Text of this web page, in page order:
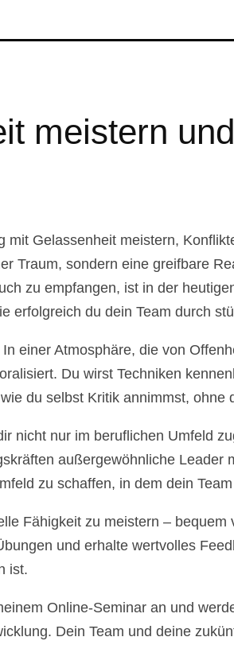
meistern
mit Gelassenheit meistern,
Traum, sondern eine greifbare
zu empfangen, ist in der
erfolgreich du dein Team durch
einer Atmosphäre, die von
Du wirst Techniken
du selbst Kritik annimmst,
nicht nur im beruflichen Umfeld
außergewöhnliche Leader
zu schaffen, in dem dein
Fähigkeit zu meistern –
und erhalte wertvolles
ist.
Online-Seminar an und
Dein Team und deine